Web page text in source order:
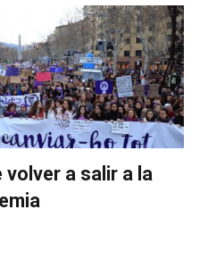
volver a salir a la